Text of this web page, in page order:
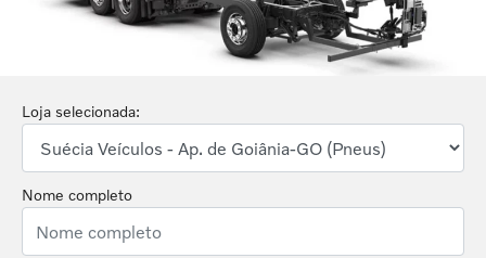
Loja selecionada:
Nome completo